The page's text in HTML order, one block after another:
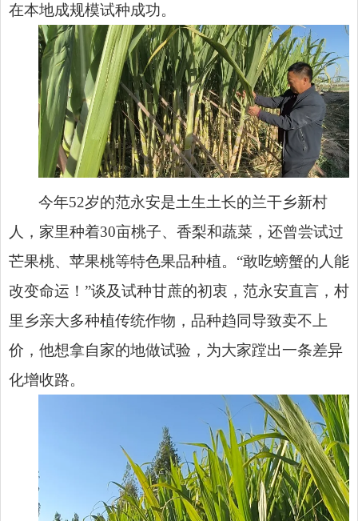
在本地成规模试种成功。
今年52岁的范永安是土生土长的兰干乡新村
人，家里种着30亩桃子、香梨和蔬菜，还曾尝试过
芒果桃、苹果桃等特色果品种植。“敢吃螃蟹的人能
改变命运！”谈及试种甘蔗的初衷，范永安直言，村
里乡亲大多种植传统作物，品种趋同导致卖不上
价，他想拿自家的地做试验，为大家蹚出一条差异
化增收路。